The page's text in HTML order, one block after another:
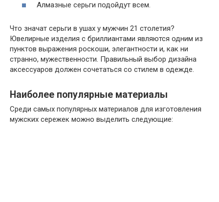
Алмазные серьги подойдут всем.
Что значат серьги в ушах у мужчин 21 столетия?
Ювелирные изделия с бриллиантами являются одним из
пунктов выражения роскоши, элегантности и, как ни
странно, мужественности. Правильный выбор дизайна
аксессуаров должен сочетаться со стилем в одежде.
Наиболее популярные материалы
Среди самых популярных материалов для изготовления
мужских сережек можно выделить следующие: